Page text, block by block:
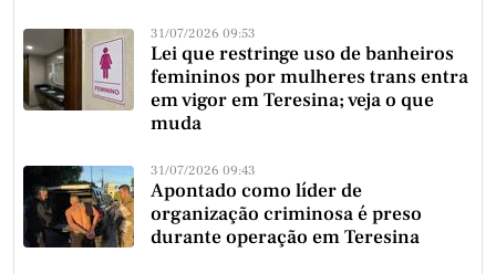
31/07/2026 09:53
Lei que restringe uso de banheiros
femininos por mulheres trans entra
em vigor em Teresina; veja o que
muda
31/07/2026 09:43
Apontado como líder de
organização criminosa é preso
durante operação em Teresina